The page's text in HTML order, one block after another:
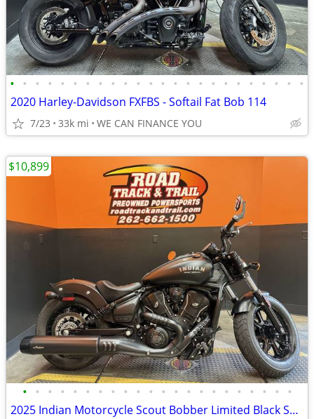
• • • • • • • • • • • • • • • • • • • • • • • •
2020 Harley-Davidson FXFBS - Softail Fat Bob 114
7/23 33k mi WE CAN FINANCE YOU
• • • • • • • • • • • • • • • • • • • • • •
2025 Indian Motorcycle Scout Bobber Limited Black Smoke
$10,899